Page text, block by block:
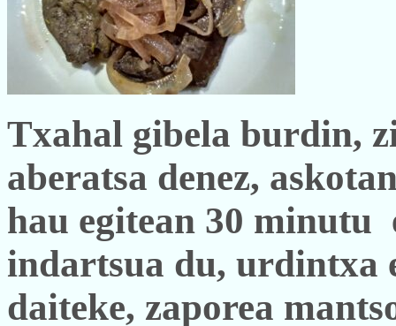
Txahal gibela burdin,
aberatsa denez,
hau egitean 30 minutu
indartsua du, urdintxa
daiteke, zaporea